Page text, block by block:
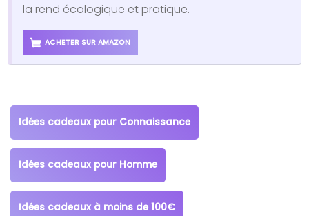
la rend écologique et pratique.
ACHETER SUR AMAZON
Idées cadeaux pour Connaissance
Idées cadeaux pour Homme
Idées cadeaux à moins de 100€